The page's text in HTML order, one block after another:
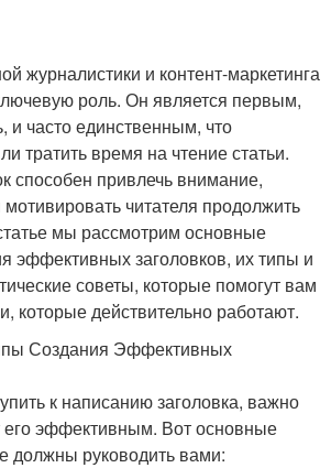
журналистики и контент-маркетинга
роль. Он является первым,
и часто единственным, что
тратить время на чтение статьи.
способен привлечь внимание,
читателя продолжить
мы рассмотрим основные
эффективных заголовков, их типы и
советы, которые помогут вам
которые действительно работают.
Создания Эффективных
к написанию заголовка, важно
его эффективным. Вот основные
должны руководить вами: